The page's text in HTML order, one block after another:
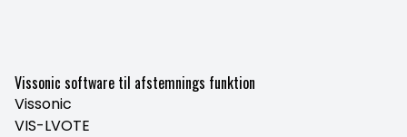
Vissonic software til afstemnings funktion
Vissonic
VIS-LVOTE